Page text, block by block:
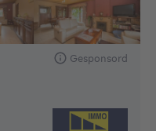
Gesponsord